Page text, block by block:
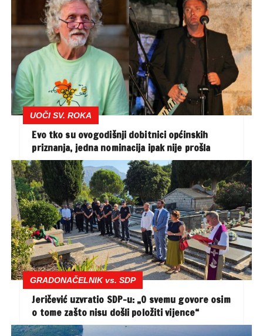
UOČI SV. ROKA
Evo tko su ovogodišnji dobitnici općinskih
priznanja, jedna nominacija ipak nije prošla
GRADONAČELNIK vs. SDP
Jeričević uzvratio SDP-u: „O svemu govore osim
o tome zašto nisu došli položiti vijence“